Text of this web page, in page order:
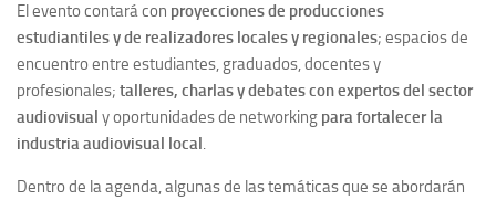
El evento contará con proyecciones de producciones
estudiantiles y de realizadores locales y regionales; espacios de
encuentro entre estudiantes, graduados, docentes y
profesionales; talleres, charlas y debates con expertos del sector
audiovisual y oportunidades de networking para fortalecer la
industria audiovisual local .
Dentro de la agenda, algunas de las temáticas que se abordarán